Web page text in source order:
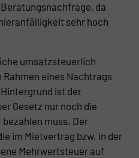
da
sehr hoch
umsatzsteuerlich
eines Nachtrags
ist der
Gesetz nur noch die
muss. Der
im Mietvertrag bzw. in der
Mehrwertsteuer auf